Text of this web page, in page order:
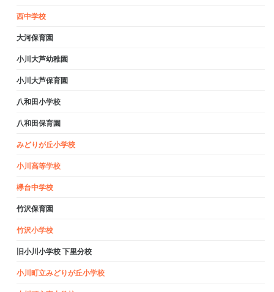
西中学校
大河保育園
小川大芦幼稚園
小川大芦保育園
八和田小学校
八和田保育園
みどりが丘小学校
小川高等学校
欅台中学校
竹沢保育園
竹沢小学校
旧小川小学校 下里分校
小川町立みどりが丘小学校